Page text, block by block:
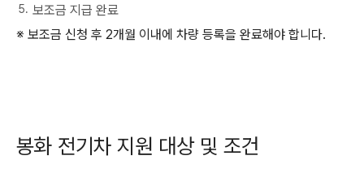
보조금 지급 완료
※ 보조금 신청 후 2개월 이내에 차량 등록을 완료해야 합니다.
봉화 전기차 지원 대상 및 조건